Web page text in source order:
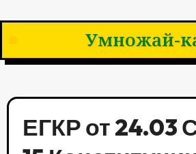
Умножай-
ЕГКР от 24.03